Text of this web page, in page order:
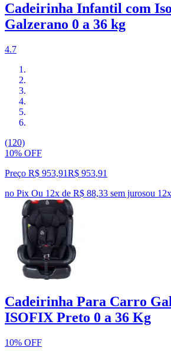
Cadeirinha Infantil com
Galzerano 0 a 36 kg
4.7
(120)
10% OFF
Preço R$ 953,91R$ 953,91
no Pix Ou 12x de R$ 88,33 sem jurosou 12
Cadeirinha Para Carro
ISOFIX Preto 0 a 36 Kg
10% OFF